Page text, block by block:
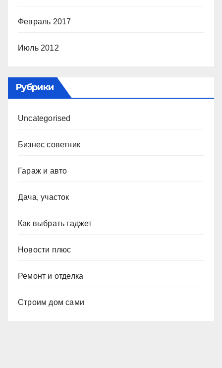
Февраль 2017
Июль 2012
Рубрики
Uncategorised
Бизнес советник
Гараж и авто
Дача, участок
Как выбрать гаджет
Новости плюс
Ремонт и отделка
Строим дом сами